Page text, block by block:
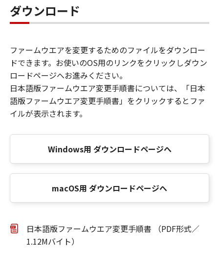
ダウンロード
ファームウエアを変更するためのファイルをダウンロー
ドできます。お使いのOS用のリンクをクリックしダウン
ロードページへお進みください。
日本語版ファームウエア変更手順書については、「日本
語版ファームウエア変更手順書」をクリックするとファ
イルが表示されます。
Windows用 ダウンロードページへ
macOS用 ダウンロードページへ
日本語版ファームウエア変更手順書 （PDF形式／
1.12Mバイト）